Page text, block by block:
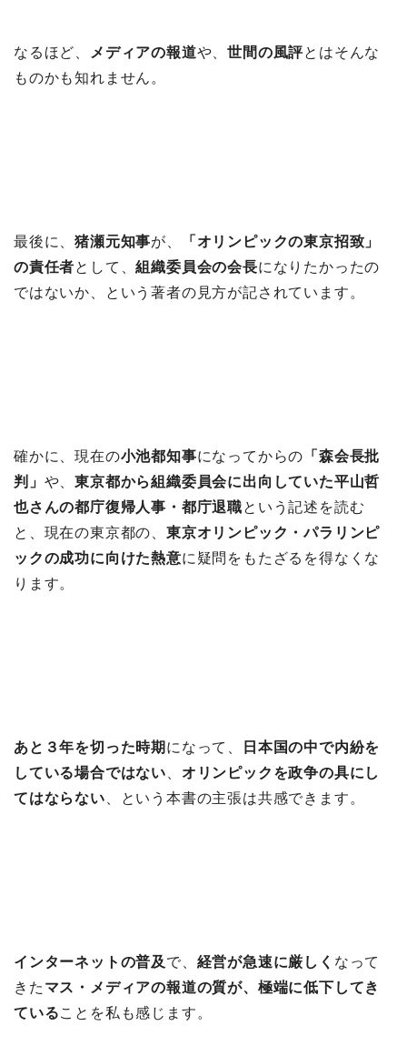
なるほど、 メディアの報道や、世間の風評とはそんな
ものかも知れません。
最後に、猪瀬元知事が、
「オリンピックの東京招致」
の責任者として、組織委員会の会長になりたかったの
ではないか、という著者の見方が記されています。
確かに、現在の小池都知事になってからの 「森会長批
判」 や、東京都から組織委員会に出向していた平山哲
也さんの都庁復帰人事・都庁退職という記述を読む
と、現在の東京都の、 東京オリンピック・パラリンピ
ックの成功に向けた熱意に疑問をもたざるを得なくな
ります。
あと３年を切った時期 になって、
日本国の中で内紛を
している場合ではない
オリンピックを政争の具にし
てはならない 、という本書の主張は共感できます。
インターネットの普及 で、 経営が急速に厳しく なって
きた マス・メディアの報道の質が、極端に低下してき
ていることを私も感じます。